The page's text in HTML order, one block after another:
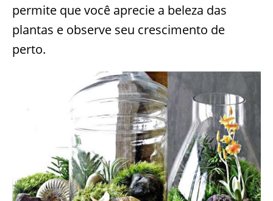
permite que você aprecie a beleza das
plantas e observe seu crescimento de
perto.